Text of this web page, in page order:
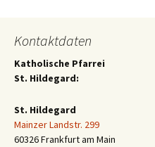
Kontaktdaten
Katholische Pfarrei
St. Hildegard:
St. Hildegard
Mainzer Landstr. 299
60326 Frankfurt am Main